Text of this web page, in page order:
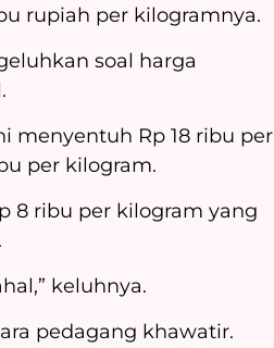
rupiah per kilogramnya.
soal harga
menyentuh Rp 18 ribu per
per kilogram.
8 ribu per kilogram yang
keluhnya.
pedagang khawatir.